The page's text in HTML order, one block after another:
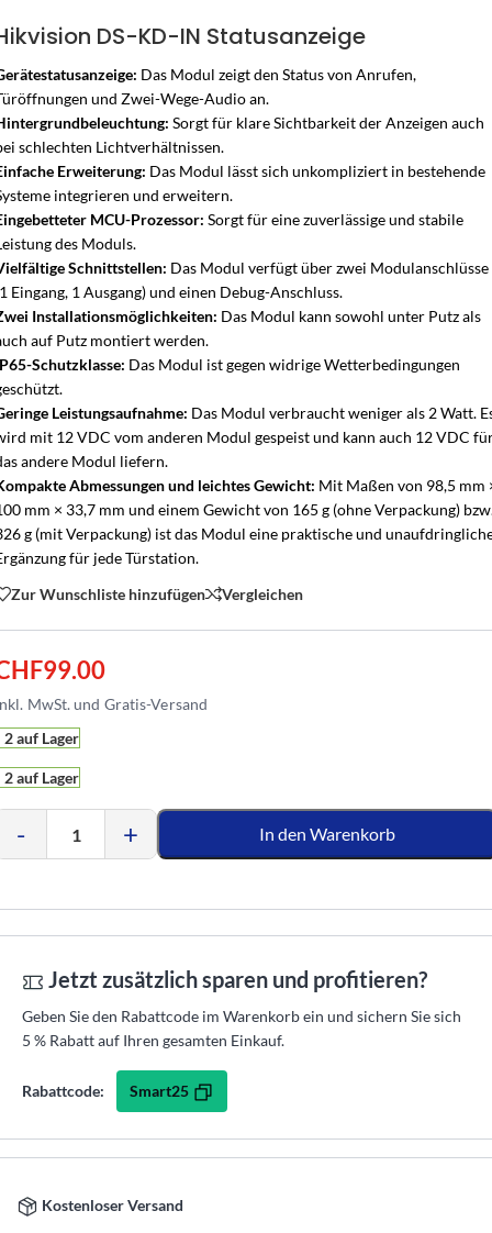
DS-KD-IN Statusanzeige
Das Modul zeigt den Status von Anrufen,
und Zwei-Wege-Audio an.
Sorgt für klare Sichtbarkeit der Anzeigen auch
schlechten Lichtverhältnissen.
Erweiterung: Das Modul lässt sich unkompliziert in bestehende
integrieren und erweitern.
MCU-Prozessor: Sorgt für eine zuverlässige und stabile
des Moduls.
Schnittstellen: Das Modul verfügt über zwei Modulanschlüsse
Eingang, 1 Ausgang) und einen Debug-Anschluss.
Installationsmöglichkeiten: Das Modul kann sowohl unter Putz als
auf Putz montiert werden.
Schutzklasse: Das Modul ist gegen widrige Wetterbedingungen
Leistungsaufnahme: Das Modul verbraucht weniger als 2 Watt.
mit 12 VDC vom anderen Modul gespeist und kann auch 12 VDC
andere Modul liefern.
Abmessungen und leichtes Gewicht: Mit Maßen von 98,5 mm
mm × 33,7 mm und einem Gewicht von 165 g (ohne Verpackung)
g (mit Verpackung) ist das Modul eine praktische und
für jede Türstation.
Zur Wunschliste hinzufügen
Vergleichen
99.00
2 auf Lager
2 auf Lager
- + In den Warenkorb
Jetzt zusätzlich sparen und profitieren?
Geben Sie den Rabattcode im Warenkorb ein und sichern Sie sich
5 % Rabatt auf Ihren gesamten Einkauf.
Rabattcode: Smart25
Kostenloser Versand